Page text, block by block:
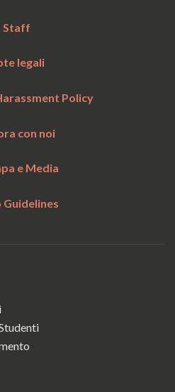
Staff
legali
Policy
con noi
e Media
Guidelines